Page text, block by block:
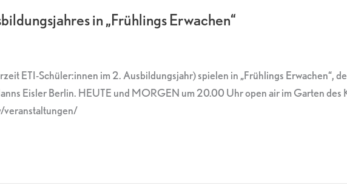
in „Frühlings Erwachen“
ETI-Schüler:innen im 2. Ausbildungsjahr) spielen in „Frühlings Erwachen“,
Eisler Berlin. HEUTE und MORGEN um 20.00 Uhr open air im Garten des
veranstaltungen/